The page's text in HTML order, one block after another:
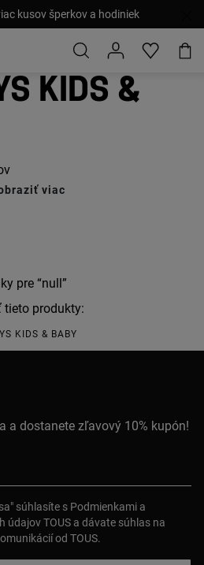
kusov šperkov a hodiniek
Kids &
viac
pre “null”
produkty:
KIDS & BABY
a dostanete zľavový 10% kupón!
súhlasíte s Podmienkami a
údajov TOUS a dávate súhlas na
od TOUS.